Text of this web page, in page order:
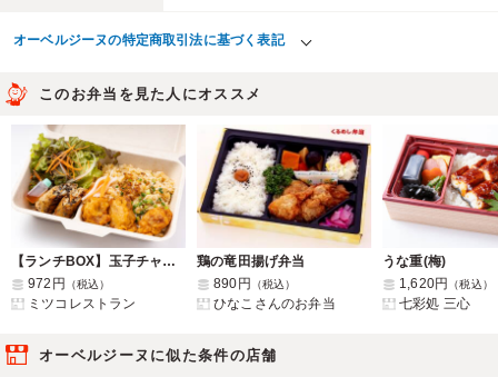
オーベルジーヌの特定商取引法に基づく表記
このお弁当を見た人にオススメ
【ランチBOX】玉子チャーハンとからあげ
972円
（税込）
ミツコレストラン
鶏の竜田揚げ弁当
890円
（税込）
ひなこさんのお弁当
うな重(梅)
1,620円
（税込）
七彩処 三心
オーベルジーヌに似た条件の店舗